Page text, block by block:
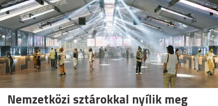
Nemzetközi sztárokkal nyílik meg